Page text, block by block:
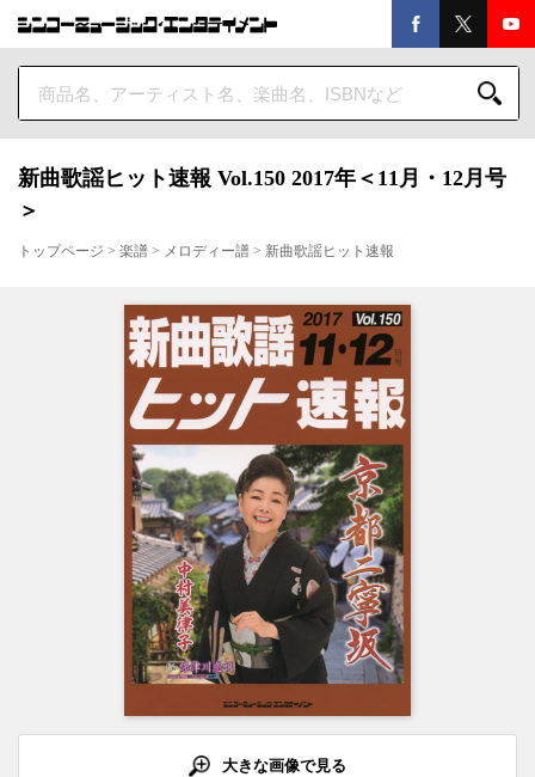
新曲歌謡ヒット速報 Vol.150 2017年＜11月・12月号
＞
トップページ > 楽譜 > メロディー譜 > 新曲歌謡ヒット速報
大きな画像で見る